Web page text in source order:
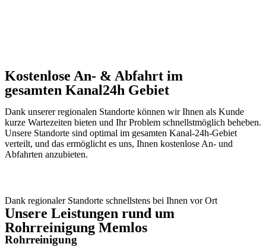
Kostenlose An- & Abfahrt im
gesamten Kanal24h Gebiet
Dank unserer regionalen Standorte können wir Ihnen als Kunde
kurze Wartezeiten bieten und Ihr Problem schnellstmöglich beheben.
Unsere Standorte sind optimal im gesamten Kanal-24h-Gebiet
verteilt, und das ermöglicht es uns, Ihnen kostenlose An- und
Abfahrten anzubieten.
Dank regionaler Standorte schnellstens bei Ihnen vor Ort
Unsere Leistungen rund um
Rohrreinigung Memlos
Rohrreinigung